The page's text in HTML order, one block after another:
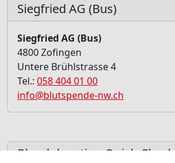
Siegfried AG (Bus)
Siegfried AG (Bus)
4800 Zofingen
Untere Brühlstrasse 4
Tel.: 058 404 01 00
info@blutspende-nw.ch
Blood donation Quick-Check